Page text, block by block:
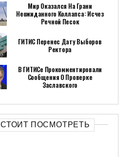
Мир Оказался На Грани
Неожиданного Коллапса: Исчез
Речной Песок
ГИТИС Перенес Дату Выборов
Ректора
В ГИТИСе Прокомментировали
Сообщения О Проверке
Заславского
СТОИТ ПОСМОТРЕТЬ